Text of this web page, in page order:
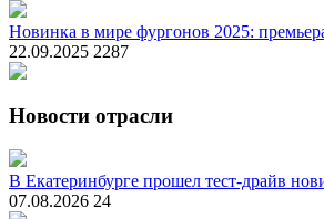
Новинка в мире фургонов 2025:
22.09.2025 2287
Новости отрасли
В Екатеринбурге прошел тест-драйв
07.08.2026 24